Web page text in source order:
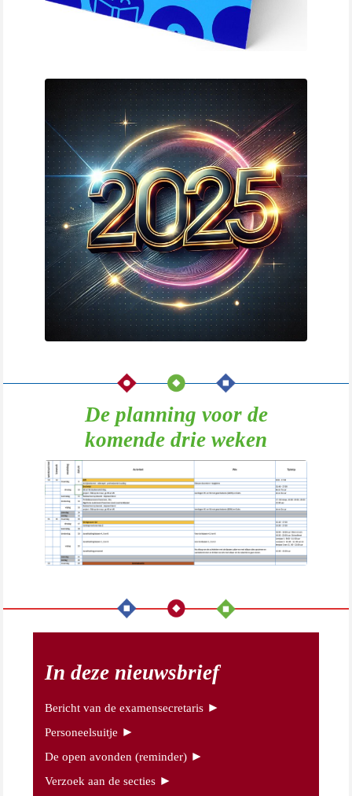
De planning voor de
komende drie weken
In deze nieuwsbrief
Bericht van de examensecretaris►
Personeelsuitje ►
De open avonden (reminder)►
Verzoek aan de secties►